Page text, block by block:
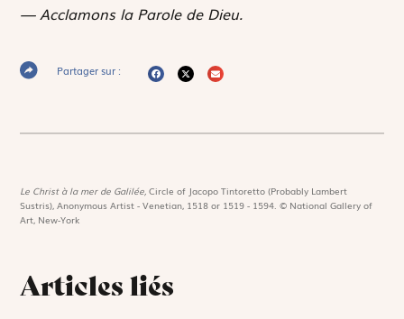
— Acclamons la Parole de Dieu.
Partager sur :
Le Christ à la mer de Galilée,Circle of Jacopo Tintoretto (Probably Lambert
Sustris), Anonymous Artist - Venetian, 1518 or 1519 - 1594. © National Gallery of
Art, New-York
Articles liés